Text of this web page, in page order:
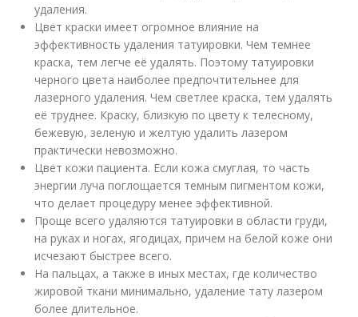
удаления.
Цвет краски имеет огромное влияние на
эффективность удаления татуировки. Чем темнее
краска, тем легче её удалять. Поэтому татуировки
черного цвета наиболее предпочтительнее для
лазерного удаления. Чем светлее краска, тем удалять
её труднее. Краску, близкую по цвету к телесному,
бежевую, зеленую и желтую удалить лазером
практически невозможно.
Цвет кожи пациента. Если кожа смуглая, то часть
энергии луча поглощается темным пигментом кожи,
что делает процедуру менее эффективной.
Проще всего удаляются татуировки в области груди,
на руках и ногах, ягодицах, причем на белой коже они
исчезают быстрее всего.
На пальцах, а также в иных местах, где количество
жировой ткани минимально, удаление тату лазером
более длительное.